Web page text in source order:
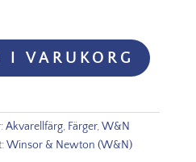
I VARUKORG
Akvarellfärg, Färger,W&N
Winsor & Newton (W&N)